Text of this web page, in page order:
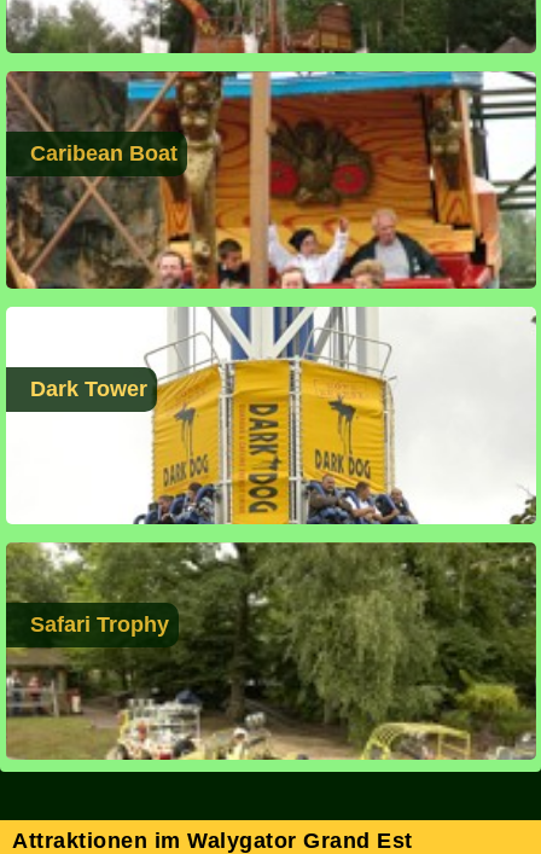
Caribean Boat
Dark Tower
Safari Trophy
Attraktionen im Walygator Grand Est